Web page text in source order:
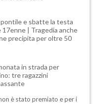
pontile e sbatte la testa
17enne | Tragedia anche
precipita per oltre 50
in strada per
tre ragazzini
è stato premiato e per i